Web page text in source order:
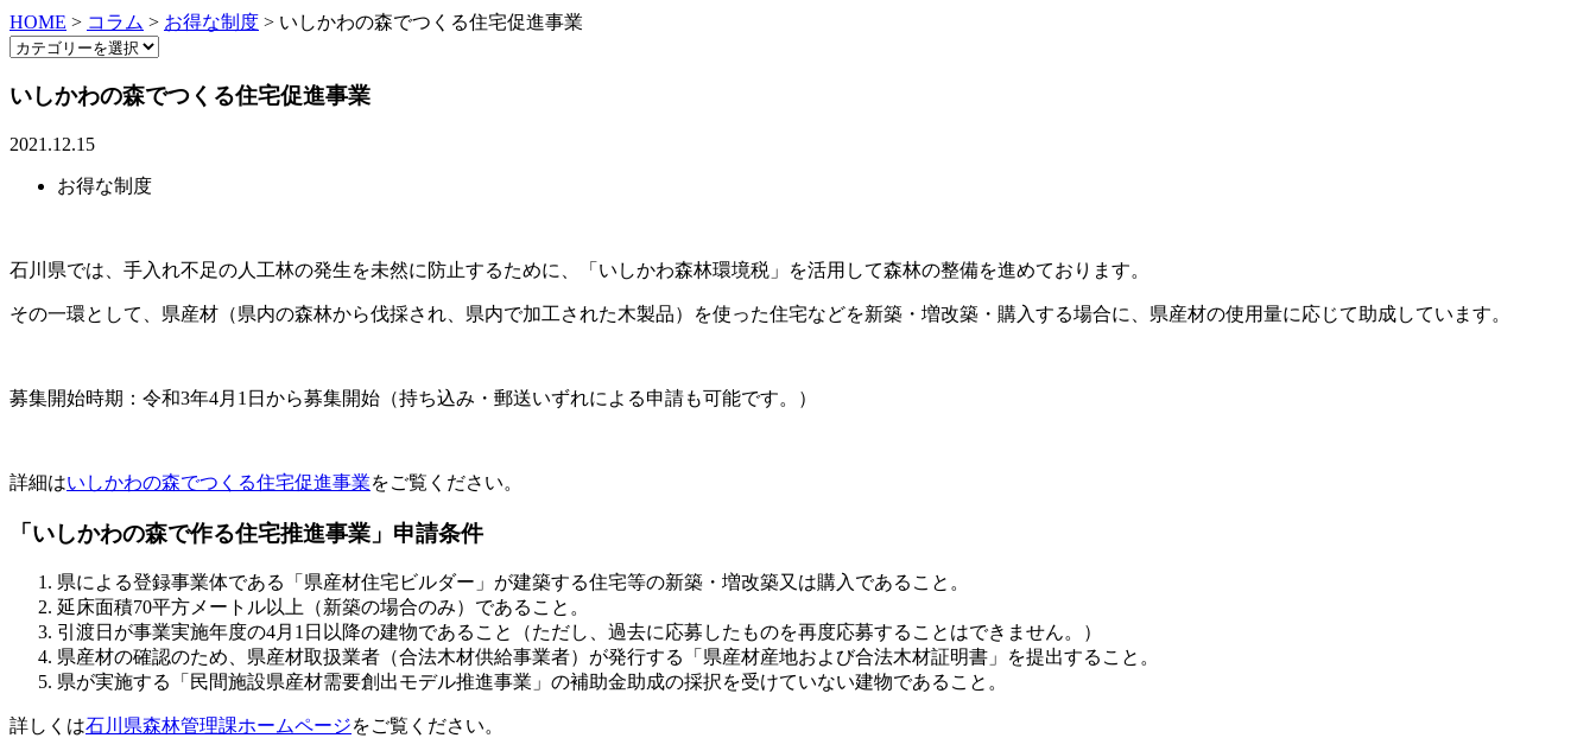
HOME > コラム > お得な制度 > いしかわの森でつくる住宅促進事業
いしかわの森でつくる住宅促進事業
2021.12.15
お得な制度
石川県では、手入れ不足の人工林の発生を未然に防止するために、「いしかわ森林環境税」を活用して森林の整備を進めております。
その一環として、県産材（県内の森林から伐採され、県内で加工された木製品）を使った住宅などを新築・増改築・購入する場合に、県産材の使用量に応じて助成しています。
募集開始時期：令和3年4月1日から募集開始（持ち込み・郵送いずれによる申請も可能です。）
詳細はいしかわの森でつくる住宅促進事業をご覧ください。
「いしかわの森で作る住宅推進事業」申請条件
県による登録事業体である「県産材住宅ビルダー」が建築する住宅等の新築・増改築又は購入であること。
延床面積70平方メートル以上（新築の場合のみ）であること。
引渡日が事業実施年度の4月1日以降の建物であること（ただし、過去に応募したものを再度応募することはできません。）
県産材の確認のため、県産材取扱業者（合法木材供給事業者）が発行する「県産材産地および合法木材証明書」を提出すること。
県が実施する「民間施設県産材需要創出モデル推進事業」の補助金助成の採択を受けていない建物であること。
詳しくは石川県森林管理課ホームページをご覧ください。